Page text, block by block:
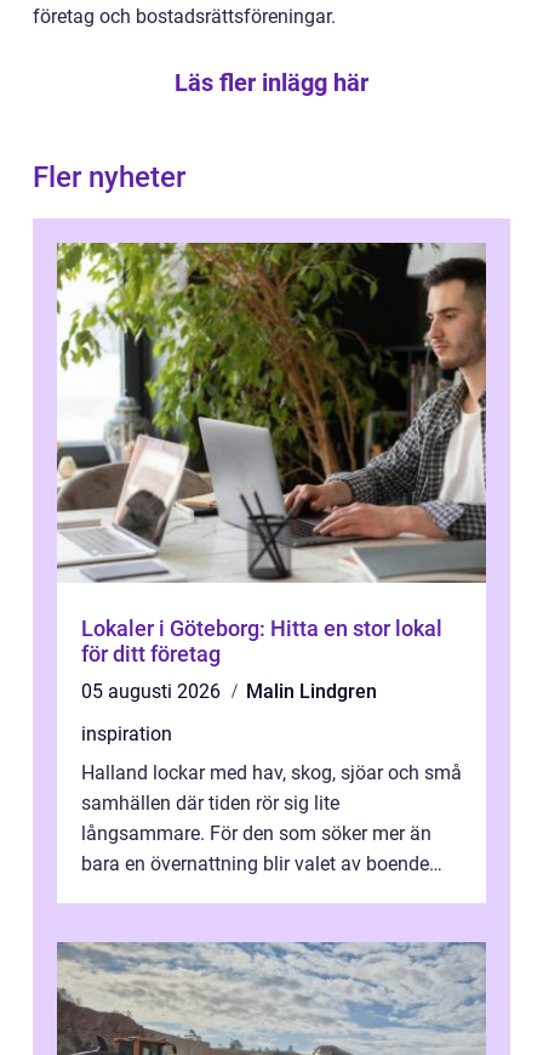
företag och bostadsrättsföreningar.
Läs fler inlägg här
Fler nyheter
Lokaler i Göteborg: Hitta en stor lokal
för ditt företag
05 augusti 2026
Malin Lindgren
inspiration
Halland lockar med hav, skog, sjöar och små
samhällen där tiden rör sig lite
långsammare. För den som söker mer än
bara en övernattning blir valet av boende